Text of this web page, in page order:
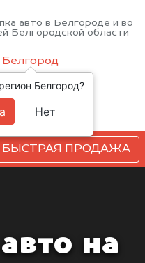
авто в Белгороде и во
Белгородской области
Белгород
54-52
БЫСТРАЯ ПРОДАЖА
на
Белгород?
Нет